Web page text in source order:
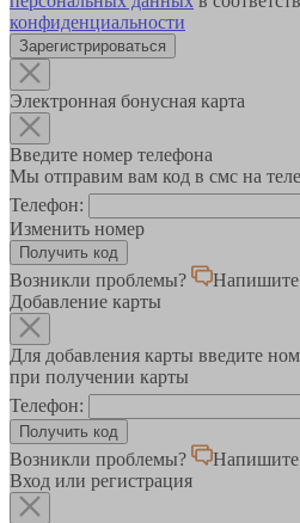
конфиденциальности
Зарегистрироваться
Электронная бонусная карта
Введите номер телефона
Мы отправим вам код в смс на
Телефон:
Изменить номер
Возникли проблемы?
Добавление карты
Для добавления карты введите
при получении карты
Телефон:
Возникли проблемы?
Вход или регистрация